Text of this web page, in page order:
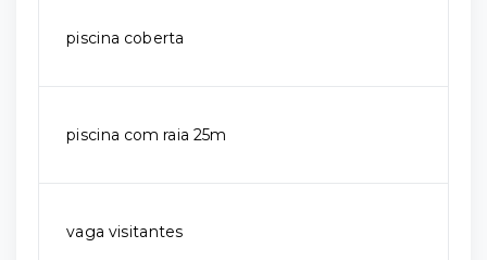
piscina coberta
piscina com raia 25m
vaga visitantes